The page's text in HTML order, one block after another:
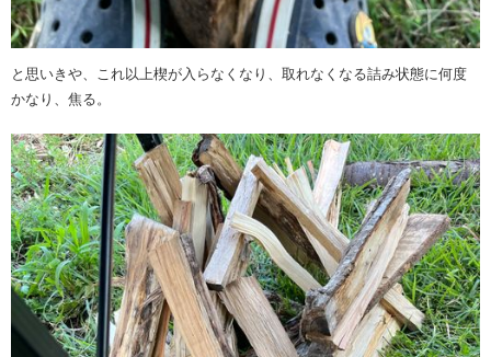
と思いきや、これ以上楔が入らなくなり、取れなくなる詰み状態に何度
かなり、焦る。